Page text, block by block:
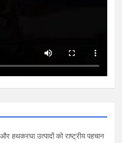
हथकरघा उत्पादों को राष्ट्रीय पहचान